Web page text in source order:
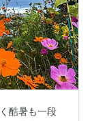
酷暑も一段